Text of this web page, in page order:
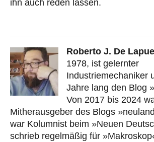
ihn auch reden lassen.
Roberto J. De
1978, ist gelernter
Industriemechaniker
Jahre lang den Blog
Von 2017 bis 2024
Mitherausgeber des Blogs
war Kolumnist beim »Neuen
schrieb regelmäßig für